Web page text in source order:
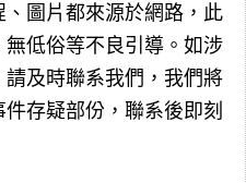
、圖片都來源於網路，此
低俗等不良引導。如涉
及時聯系我們，我們將
存疑部份，聯系後即刻